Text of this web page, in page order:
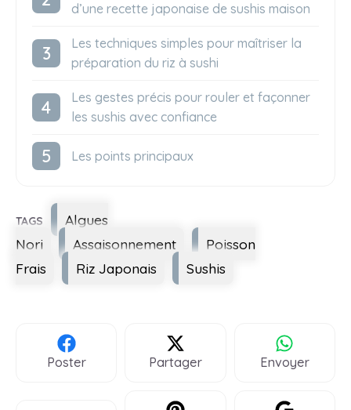
d’une recette japonaise de sushis maison
Les techniques simples pour maîtriser la
préparation du riz à sushi
Les gestes précis pour rouler et façonner
les sushis avec confiance
Les points principaux
Étiquettes
Algues
Nori
Assaisonnement
Poisson
Frais
Riz Japonais Sushis
Poster Partager Envoyer